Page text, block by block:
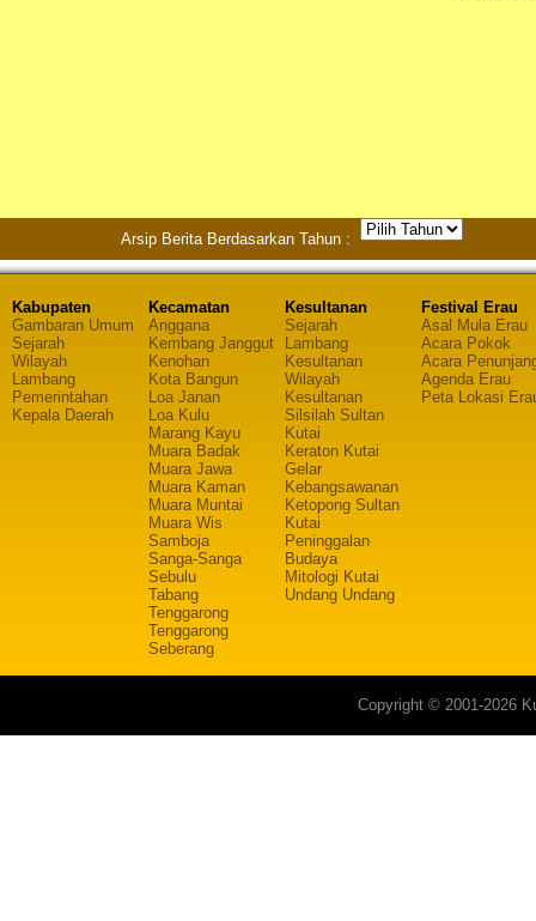
Arsip Berita Berdasarkan Tahun :
Kabupaten
Gambaran Umum
Sejarah
Wilayah
Lambang
Pemerintahan
Kepala Daerah
Kecamatan
Anggana
Kembang Janggut
Kenohan
Kota Bangun
Loa Janan
Loa Kulu
Marang Kayu
Muara Badak
Muara Jawa
Muara Kaman
Muara Muntai
Muara Wis
Samboja
Sanga-Sanga
Sebulu
Tabang
Tenggarong
Tenggarong
Seberang
Kesultanan
Sejarah
Lambang
Kesultanan
Wilayah
Kesultanan
Silsilah Sultan
Kutai
Keraton Kutai
Gelar
Kebangsawanan
Ketopong Sultan
Kutai
Peninggalan
Budaya
Mitologi Kutai
Undang Undang
Festival Erau
Asal Mula Erau
Acara Pokok
Acara
Agenda Erau
Peta Lokasi
Copyright © 2001-2026